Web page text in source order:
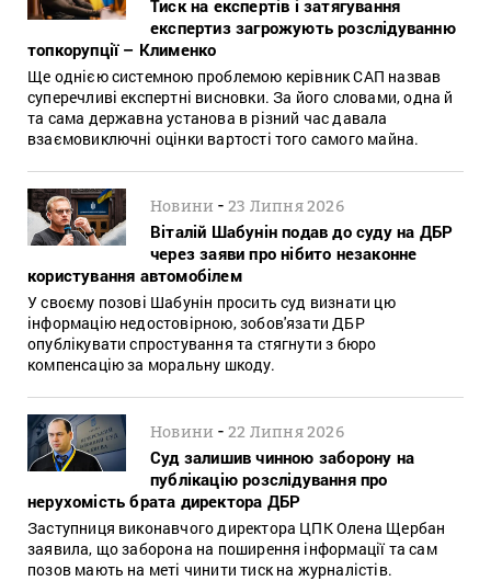
Тиск на експертів і затягування
експертиз загрожують розслідуванню
топкорупції – Клименко
Ще однією системною проблемою керівник САП назвав
суперечливі експертні висновки. За його словами, одна й
та сама державна установа в різний час давала
взаємовиключні оцінки вартості того самого майна.
Новини -23 Липня 2026
Віталій Шабунін подав до суду на ДБР
через заяви про нібито незаконне
користування автомобілем
У своєму позові Шабунін просить суд визнати цю
інформацію недостовірною, зобов'язати ДБР
опублікувати спростування та стягнути з бюро
компенсацію за моральну шкоду.
Новини -22 Липня 2026
Суд залишив чинною заборону на
публікацію розслідування про
нерухомість брата директора ДБР
Заступниця виконавчого директора ЦПК Олена Щербан
заявила, що заборона на поширення інформації та сам
позов мають на меті чинити тиск на журналістів.